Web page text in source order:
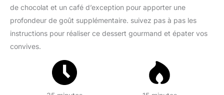
de chocolat et un café d’exception pour apporter une
profondeur de goût supplémentaire. suivez pas à pas les
instructions pour réaliser ce dessert gourmand et épater vos
convives.